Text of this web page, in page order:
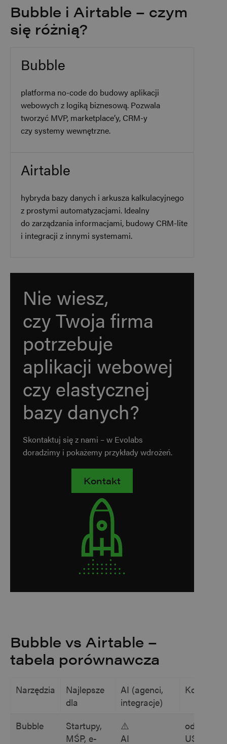
Bubble i Airtable – czym
się różnią?
Bubble
platforma no-code do budowy aplikacji
webowych z logiką biznesową. Pozwala
tworzyć MVP, marketplace’y, CRM-y
czy systemy wewnętrzne.
Airtable
hybryda bazy danych i arkusza kalkulacyjnego
z prostymi automatyzacjami. Idealny
do zarządzania informacjami, budowy CRM-lite
i integracji z innymi systemami.
Nie wiesz,
czy Twoja firma
potrzebuje
aplikacji webowej
czy elastycznej
bazy danych?
Skontaktuj się z nami – w Evolabs
doradzimy i pokażemy przykłady wdrożeń.
Kontakt
Bubble vs Airtable –
tabela porównawcza
Narzędzia
Najlepsze
dla
AI (agenci,
integracje)
Koszt
Bubble
Startupy,
MŚP, e-
⚠️
AI
od 29,99
USD/m